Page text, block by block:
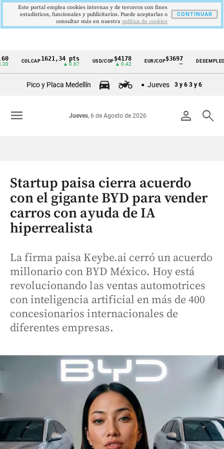
Cintillo
Colombia
COLCAP1621,34 pts USD/COP$4178
▲ 0.42
EUR/COP$3697
—
DESEMPLEO9,9
▼
Pico y Placa Medellín Jueves 3 y 6 3 y 6
person search
Jueves, 6 de Agosto de 2026
menu
Startup paisa cierra acuerdo
con el gigante BYD para vender
carros con ayuda de IA
hiperrealista
La firma paisa Keybe.ai cerró un acuerdo
millonario con BYD México. Hoy está
revolucionando las ventas automotrices
con inteligencia artificial en más de 400
concesionarios internacionales de
diferentes empresas.
Este portal emplea cookies internas y de terceros con fines
estadísticos, funcionales y publicitarios. Puede aceptarlas o
consultar más en nuestra politica de cookies
CONTINUAR